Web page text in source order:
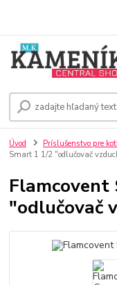
Úvod Príslušenstvo pre
Smart 1 1/2 "odlučovač
"odlučovač